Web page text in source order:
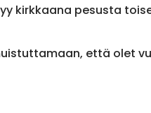
kirkkaana pesusta
että olet